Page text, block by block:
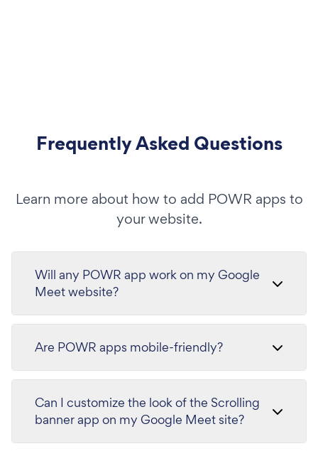
Frequently Asked Questions
Learn more about how to add POWR apps to
your website.
Will any POWR app work on my Google
Meet website?
Are POWR apps mobile-friendly?
Can I customize the look of the Scrolling
banner app on my Google Meet site?